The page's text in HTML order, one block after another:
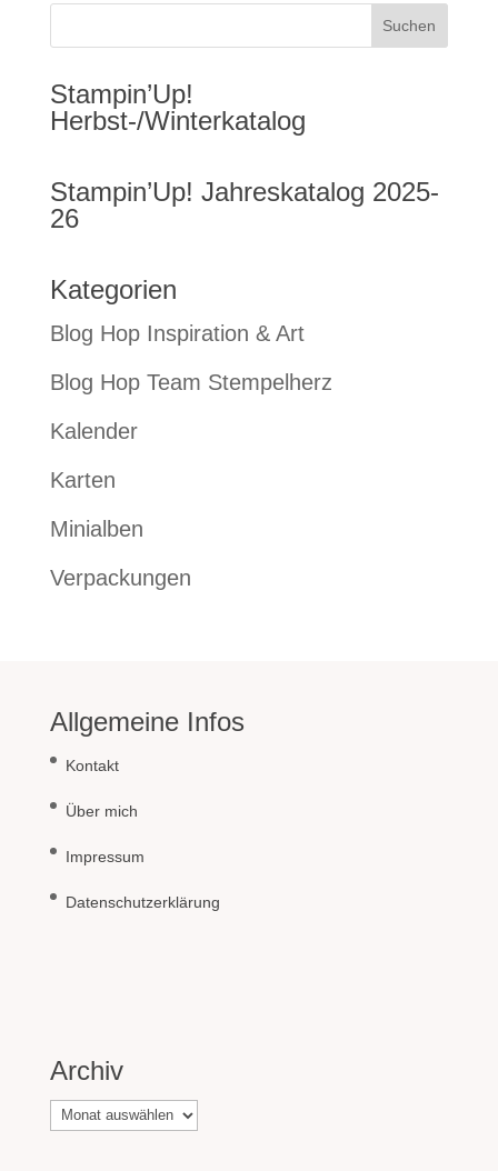
Stampin’Up!
Herbst-/Winterkatalog
Stampin’Up! Jahreskatalog 2025-
26
Kategorien
Blog Hop Inspiration & Art
Blog Hop Team Stempelherz
Kalender
Karten
Minialben
Verpackungen
Allgemeine Infos
Kontakt
Über mich
Impressum
Datenschutzerklärung
Archiv
Archiv